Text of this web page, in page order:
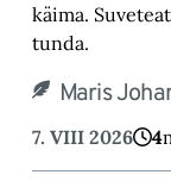
käima.
tunda.‎
Maris
7. VIII 2026 4